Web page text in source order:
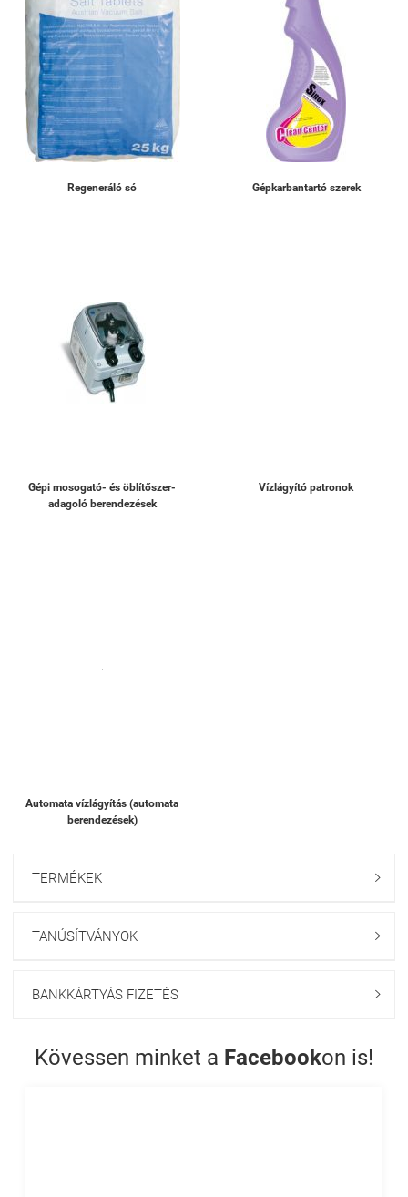
Regeneráló só Gépkarbantartó szerek
Gépi mosogató- és öblítőszer-
adagoló berendezések
Vízlágyító patronok
Automata vízlágyítás (automata
berendezések)
TERMÉKEK 
TANÚSÍTVÁNYOK 
BANKKÁRTYÁS FIZETÉS 
Kövessen minket a Facebookon is!